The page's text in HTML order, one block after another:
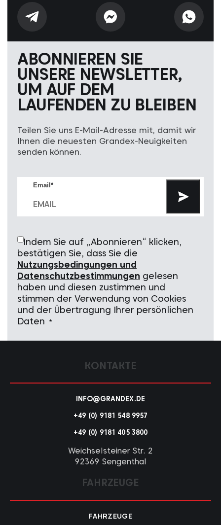
ABONNIEREN SIE
UNSERE NEWSLETTER,
UM AUF DEM
LAUFENDEN ZU BLEIBEN
Teilen Sie uns E-Mail-Adresse mit, damit wir
Ihnen die neuesten Grandex-Neuigkeiten
senden können.
Email*
Indem Sie auf „Abonnieren“ klicken,
bestätigen Sie, dass Sie die
Nutzungsbedingungen und
Datenschutzbestimmungen gelesen
haben und diesen zustimmen und
stimmen der Verwendung von Cookies
und der Übertragung Ihrer persönlichen
Daten
*
KONTAKTE
INFO@GRANDEX.DE
+49 (0) 9181 548 9957
+49 (0) 9181 405 3800
Weichselsteiner Str. 2
92369 Sengenthal
FAHRZEUGE
FAHRZEUGE